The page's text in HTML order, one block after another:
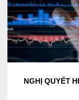
NGHỊ QUYẾT